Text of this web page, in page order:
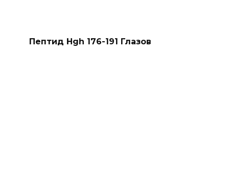
Пептид Hgh 176-191 Глазов